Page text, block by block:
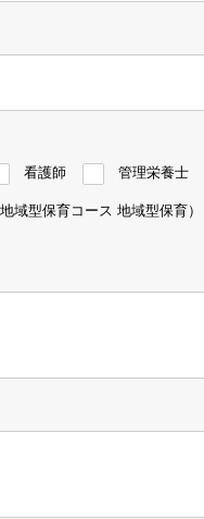
看護師 管理栄養士
域型保育コース 地域型保育）